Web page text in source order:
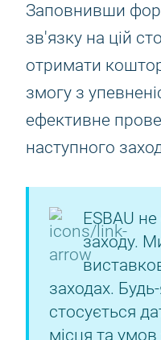
Заповнивши
зв'язку на цій
отримати
змогу з
ефективне
наступного
ESBAU
заходу.
заходах.
стосується
місця та умов